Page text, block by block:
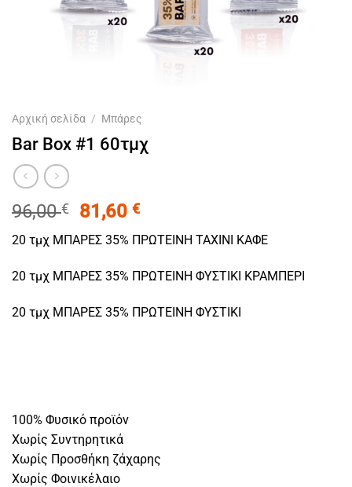
Αρχική σελίδα / Μπάρες
Bar Box #1 60τμχ
96,00€
Original
price
was:
96,00 €.
81,60€Η
τρέχουσα
τιμή
είναι:
81,60 €.
20 τμχ ΜΠΑΡΕΣ 35% ΠΡΩΤΕΙΝΗ ΤΑΧΙΝΙ ΚΑΦΕ
20 τμχ ΜΠΑΡΕΣ 35% ΠΡΩΤΕΙΝΗ ΦΥΣΤΙΚΙ ΚΡΑΜΠΕΡΙ
20 τμχ ΜΠΑΡΕΣ 35% ΠΡΩΤΕΙΝΗ ΦΥΣΤΙΚΙ
100% Φυσικό προϊόν
Χωρίς Συντηρητικά
Χωρίς Προσθήκη ζάχαρης
Χωρίς Φοινικέλαιο